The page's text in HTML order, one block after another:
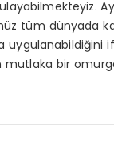
tüm dünyada
mutlaka bir